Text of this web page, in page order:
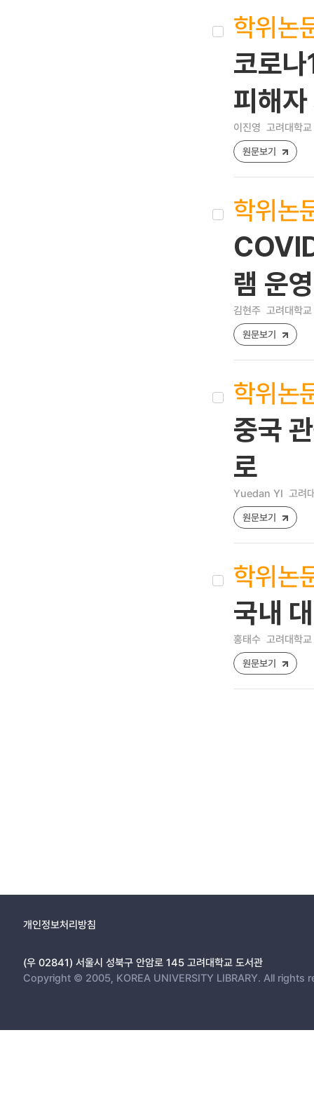
학위논
코로
피해
이진영 고려대학
원문보기
학위논
램 운
김현주 고려대학
원문보기
학위논
중국
로
Yuedan YI 고려
원문보기
학위논
국내
홍태수 고려대학
원문보기
개인정보처리방침
(우 02841) 서울시 성북구 안암로 145 고려대학교 도서관
Copyright © 2005, KOREA UNIVERSITY LIBRARY. All rights